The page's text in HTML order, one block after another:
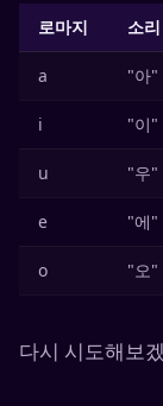
로마지 소
a "아"
i "이"
u "우"
e "에"
o "오"
다시 시도해보